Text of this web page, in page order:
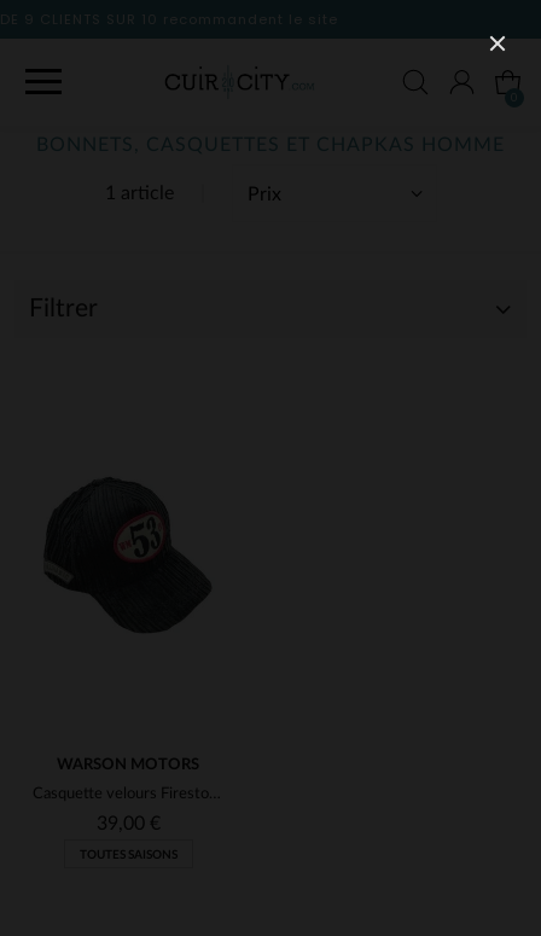
le site
1 article
BONNETS, CASQUETTES ET CHAPKAS HOMME
Filtrer
(1)
WARSON MOTORS
Casquette velours Firestone 53
39,00 €
TOUTES SAISONS